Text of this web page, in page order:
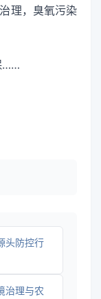
理，臭氧污染
……
头防控行
治理与农